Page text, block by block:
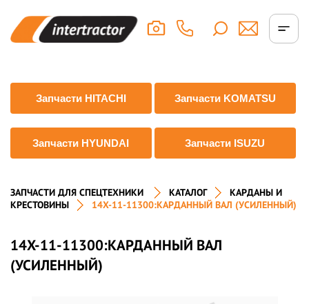
Запчасти HITACHI Запчасти KOMATSU
Запчасти HYUNDAI Запчасти ISUZU
ЗАПЧАСТИ ДЛЯ СПЕЦТЕХНИКИ КАТАЛОГ
КАРДАНЫ И
КРЕСТОВИНЫ
14X-11-11300:КАРДАННЫЙ ВАЛ (УСИЛЕННЫЙ)
14X-11-11300:КАРДАННЫЙ ВАЛ
(УСИЛЕННЫЙ)